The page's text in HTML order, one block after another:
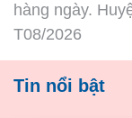
hàng ngày.
T08/2026
Tin nổi bật